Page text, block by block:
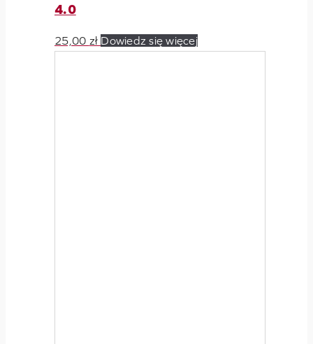
4.0
25,00 zł Dowiedz się więcej